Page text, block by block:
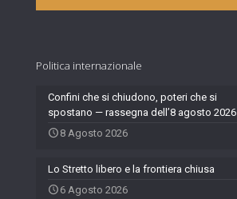
Politica internazionale
Confini che si chiudono, poteri che si
spostano — rassegna dell’8 agosto 2026
8 Agosto 2026
Lo Stretto libero e la frontiera chiusa
6 Agosto 2026